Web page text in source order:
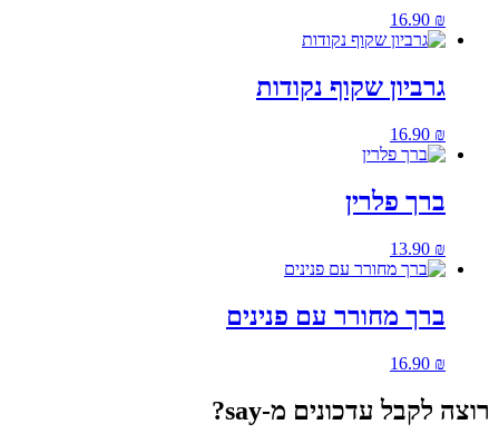
16.90 ₪
גרביון שקוף נקודות
16.90 ₪
ברך פלרין
13.90 ₪
ברך מחורר עם פנינים
16.90 ₪
רוצה לקבל עדכונים מ-say?